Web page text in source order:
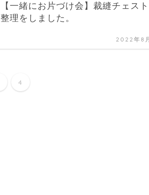
【一緒にお片づけ会】裁縫チェス
整理をしました。
2022年8
4